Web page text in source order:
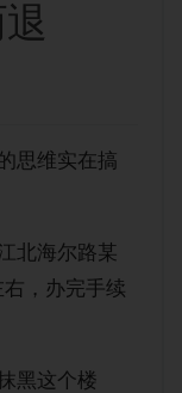
思维实在搞
北海尔路某
，办完手续
黑这个楼